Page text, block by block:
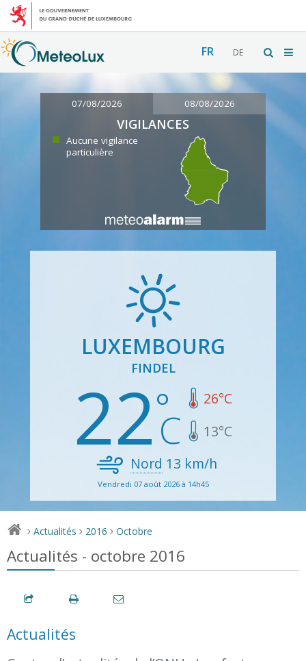
FR DE
07/08/2026 08/08/2026
VIGILANCES
Aucune vigilance
particulière
LUXEMBOURG
FINDEL
22 26°C
13°C
Nord 13 km/h
Vendredi 07 août 2026 à 14h45
> Actualités > 2016 > Octobre
Actualités - octobre 2016
Actualités